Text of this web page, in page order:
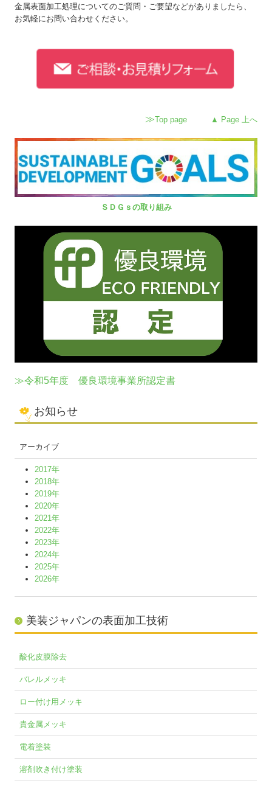
金属表面加工処理についてのご質問・ご要望などがありましたら、
お気軽にお問い合わせください。
≫Top page ▲ Page 上へ
ＳＤＧｓの取り組み
≫令和5年度 優良環境事業所認定書
お知らせ
アーカイブ
2017年
2018年
2019年
2020年
2021年
2022年
2023年
2024年
2025年
2026年
美装ジャパンの表面加工技術
酸化皮膜除去
バレルメッキ
ロー付け用メッキ
貴金属メッキ
電着塗装
溶剤吹き付け塗装